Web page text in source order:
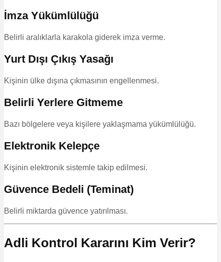
İmza Yükümlülüğü
Belirli aralıklarla karakola giderek imza verme.
Yurt Dışı Çıkış Yasağı
Kişinin ülke dışına çıkmasının engellenmesi.
Belirli Yerlere Gitmeme
Bazı bölgelere veya kişilere yaklaşmama yükümlülüğü.
Elektronik Kelepçe
Kişinin elektronik sistemle takip edilmesi.
Güvence Bedeli (Teminat)
Belirli miktarda güvence yatırılması.
Adli Kontrol Kararını Kim Verir?